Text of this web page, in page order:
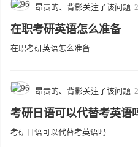
昂贵的、背影关注了该问题
在职考研英语怎么准备
在职考研英语怎么准备
昂贵的、背影关注了该问题
考研日语可以代替考英语
考研日语可以代替考英语吗